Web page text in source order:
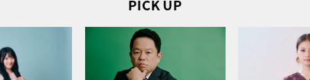
PICK UP